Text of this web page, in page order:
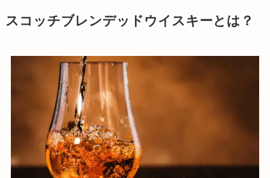
スコッチブレンデッドウイスキーとは？